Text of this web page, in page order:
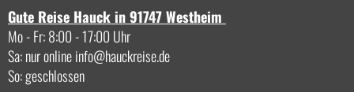
Gute Reise Hauck in 91747 Westheim
Mo - Fr: 8:00 - 17:00 Uhr
Sa: nur onlineinfo
hauckreise.de
So: geschlossen